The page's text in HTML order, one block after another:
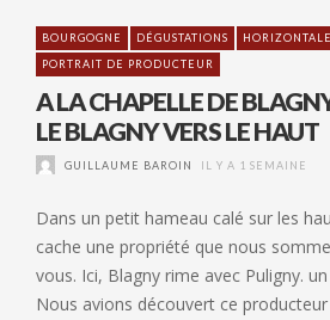
BOURGOGNE DÉGUSTATIONS
PORTRAIT DE PRODUCTEUR
A LA CHAPELLE DE
LE BLAGNY VERS LE HAUT
GUILLAUME BAROIN IL Y A 1 SEMAINE
Dans un petit hameau calé sur les
cache une propriété que nous
vous. Ici, Blagny rime avec Puligny.
Nous avions découvert ce